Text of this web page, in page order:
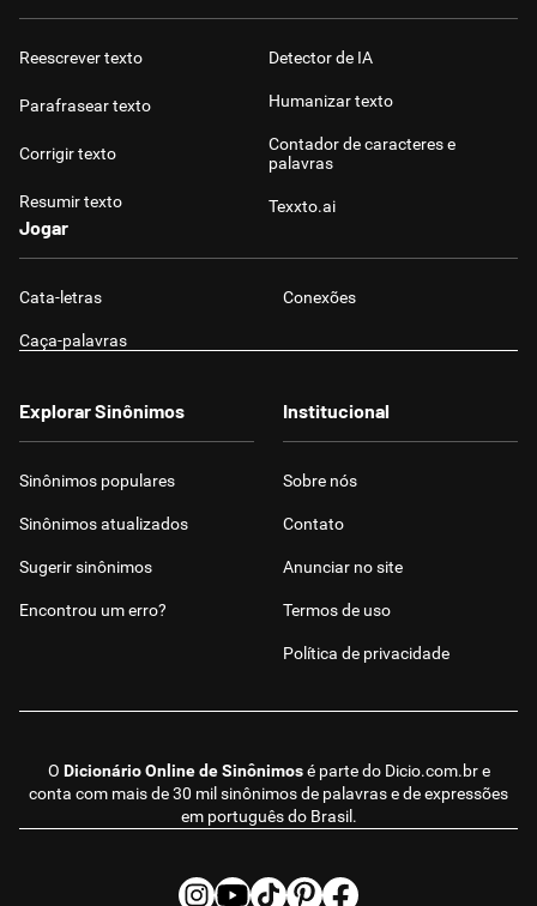
Reescrever texto
Parafrasear texto
Corrigir texto
Resumir texto
Detector de IA
Humanizar texto
Contador de caracteres e
palavras
Texxto.ai
Jogar
Cata-letras Conexões
Caça-palavras
O Dicionário Online de Sinônimosé parte do Dicio.com.bre
conta com mais de 30 mil sinônimos de palavras e de expressões
em português do Brasil.
Explorar Sinônimos
Sinônimos populares
Sinônimos atualizados
Sugerir sinônimos
Encontrou um erro?
Institucional
Sobre nós
Contato
Anunciar no site
Termos de uso
Política de privacidade